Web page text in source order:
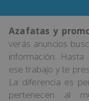
Azafatas y
verás anuncios
información.
ese trabajo y te
La diferencia es
pertenecen al